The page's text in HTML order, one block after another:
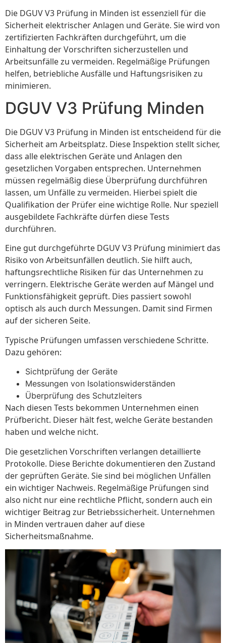
Die DGUV V3 Prüfung in Minden ist essenziell für die
Sicherheit elektrischer Anlagen und Geräte. Sie wird von
zertifizierten Fachkräften durchgeführt, um die
Einhaltung der Vorschriften sicherzustellen und
Arbeitsunfälle zu vermeiden. Regelmäßige Prüfungen
helfen, betriebliche Ausfälle und Haftungsrisiken zu
minimieren.
DGUV V3 Prüfung Minden
Die DGUV V3 Prüfung in Minden ist entscheidend für die
Sicherheit am Arbeitsplatz. Diese Inspektion stellt sicher,
dass alle elektrischen Geräte und Anlagen den
gesetzlichen Vorgaben entsprechen. Unternehmen
müssen regelmäßig diese Überprüfung durchführen
lassen, um Unfälle zu vermeiden. Hierbei spielt die
Qualifikation der Prüfer eine wichtige Rolle. Nur speziell
ausgebildete Fachkräfte dürfen diese Tests
durchführen.
Eine gut durchgeführte DGUV V3 Prüfung minimiert das
Risiko von Arbeitsunfällen deutlich. Sie hilft auch,
haftungsrechtliche Risiken für das Unternehmen zu
verringern. Elektrische Geräte werden auf Mängel und
Funktionsfähigkeit geprüft. Dies passiert sowohl
optisch als auch durch Messungen. Damit sind Firmen
auf der sicheren Seite.
Typische Prüfungen umfassen verschiedene Schritte.
Dazu gehören:
Sichtprüfung der Geräte
Messungen von Isolationswiderständen
Überprüfung des Schutzleiters
Nach diesen Tests bekommen Unternehmen einen
Prüfbericht. Dieser hält fest, welche Geräte bestanden
haben und welche nicht.
Die gesetzlichen Vorschriften verlangen detaillierte
Protokolle. Diese Berichte dokumentieren den Zustand
der geprüften Geräte. Sie sind bei möglichen Unfällen
ein wichtiger Nachweis. Regelmäßige Prüfungen sind
also nicht nur eine rechtliche Pflicht, sondern auch ein
wichtiger Beitrag zur Betriebssicherheit. Unternehmen
in Minden vertrauen daher auf diese
Sicherheitsmaßnahme.